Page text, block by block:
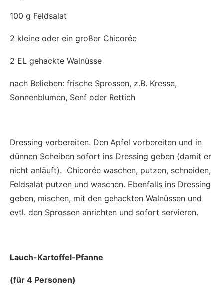
100 g Feldsalat
2 kleine oder ein großer Chicorée
2 EL gehackte Walnüsse
nach Belieben: frische Sprossen, z.B. Kresse,
Sonnenblumen, Senf oder Rettich
Dressing vorbereiten. Den Apfel vorbereiten und in
dünnen Scheiben sofort ins Dressing geben (damit er
nicht anläuft). Chicorée waschen, putzen, schneiden,
Feldsalat putzen und waschen. Ebenfalls ins Dressing
geben, mischen, mit den gehackten Walnüssen und
evtl. den Sprossen anrichten und sofort servieren.
Lauch-Kartoffel-Pfanne
(für 4 Personen)